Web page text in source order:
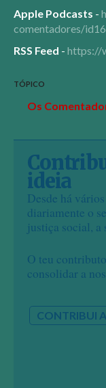
Apple Podcasts -
comentadores/
RSS Feed - https://
TÓPICO
Os
ideia
Desde há
diariamente o
justiça social, a
O teu
consolidar a
CONTRIBUI